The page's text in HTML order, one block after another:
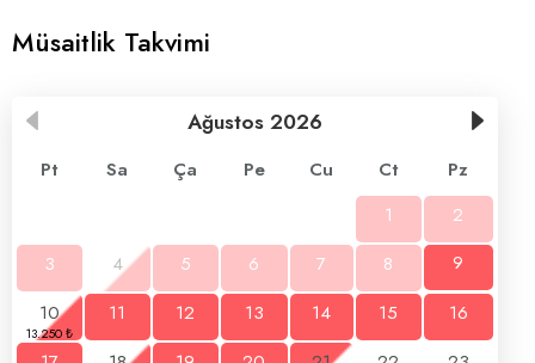
Müsaitlik Takvimi
Ağustos 2026
Pt Sa Ça Pe Cu Ct
Pz
1
2
3
4 5 6 7 8 9
10 11 12 13 14 15
16